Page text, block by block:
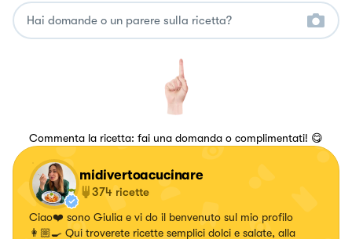
Commenta la ricetta: fai una domanda o complimentati! 😋
midivertoacucinare
374 ricette
Ciao❤️ sono Giulia e vi do il benvenuto sul mio profilo
👩🏼‍🍳 Qui troverete ricette semplici dolci e salate, alla